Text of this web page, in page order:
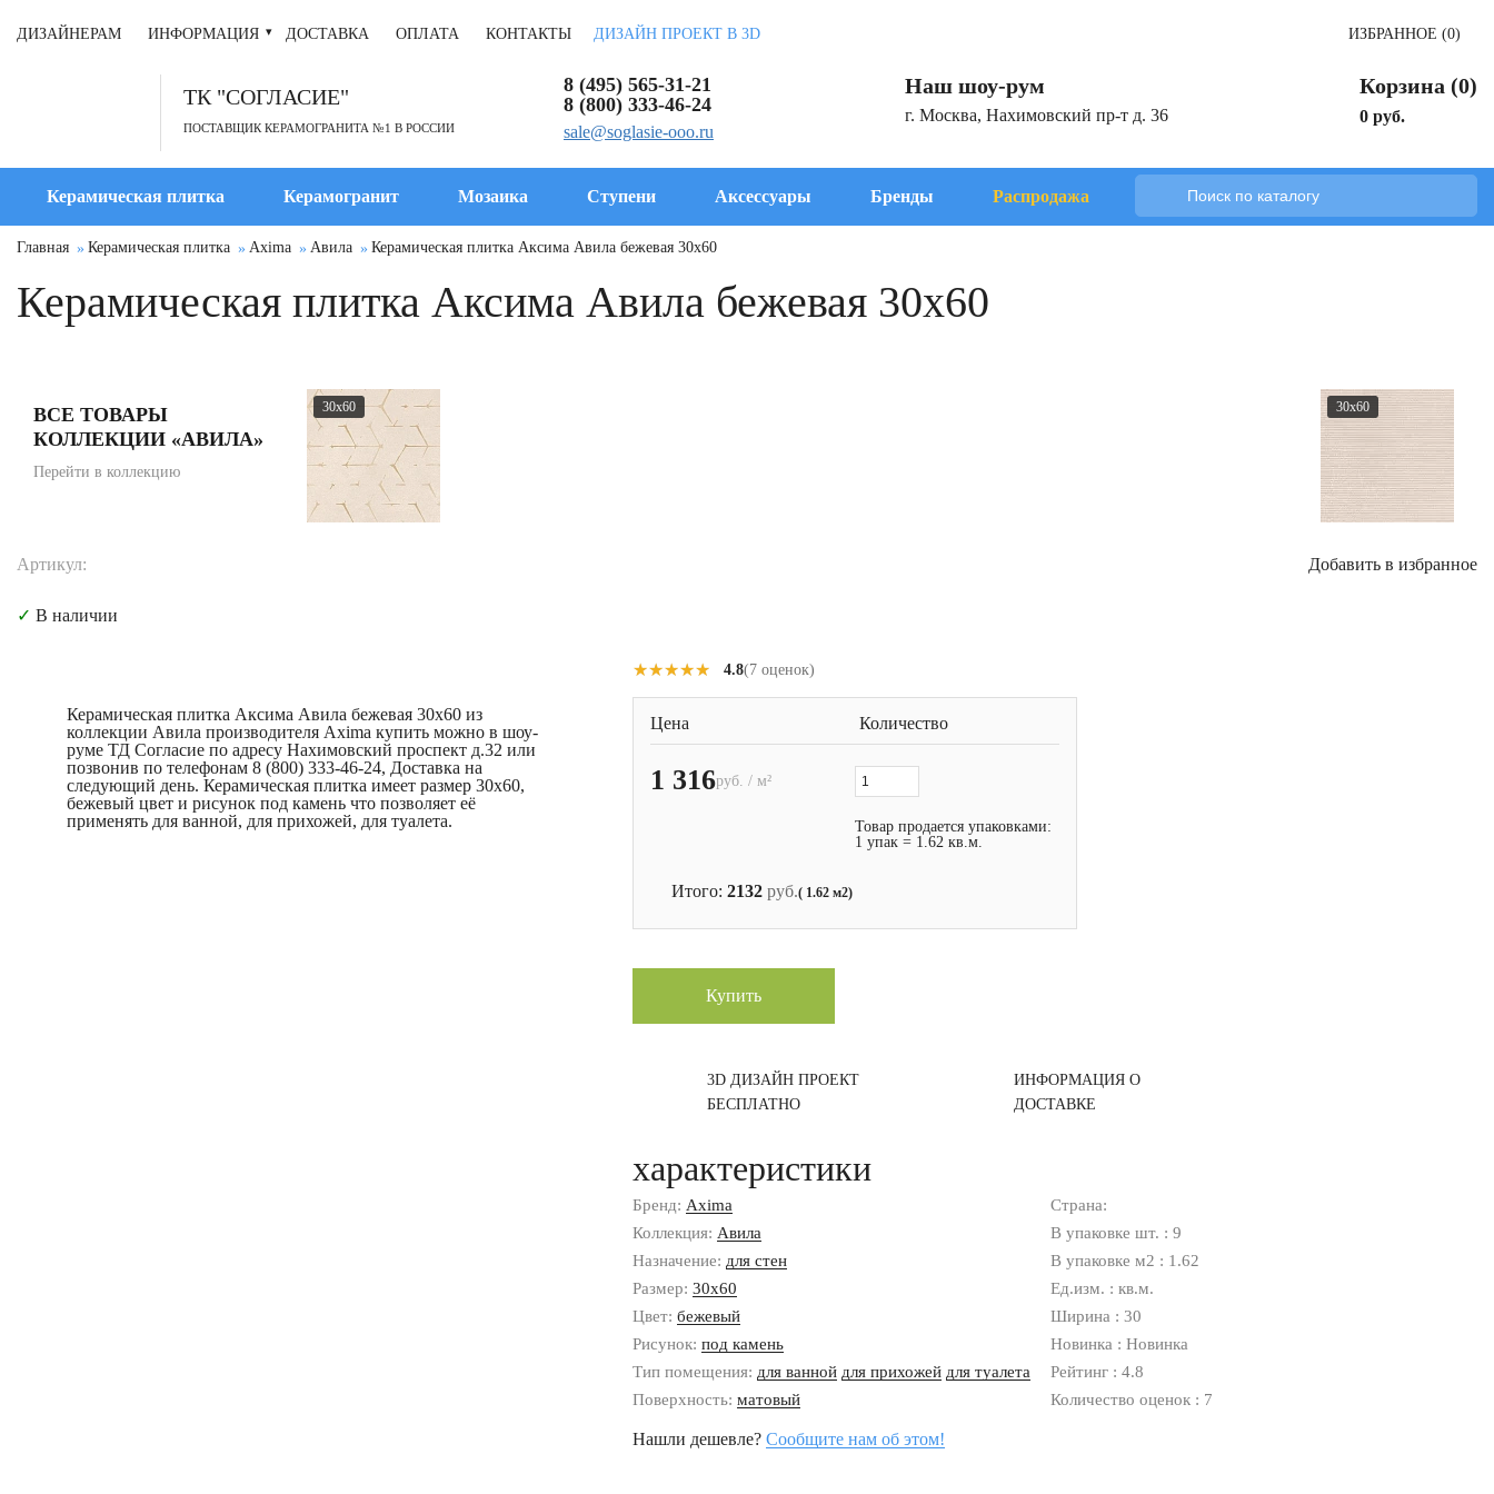
ДИЗАЙНЕРАМ ИНФОРМАЦИЯ ДОСТАВКА ОПЛАТА КОНТАКТЫ ДИЗАЙН ПРОЕКТ В 3D ИЗБРАННОЕ (0)
ТК "СОГЛАСИЕ"
ПОСТАВЩИК КЕРАМОГРАНИТА №1 В РОССИИ
8 (495) 565-31-21
8 (800) 333-46-24
sale@soglasie-ooo.ru
Наш шоу-рум
г. Москва, Нахимовский пр-т д. 36
Корзина (0)
0 руб.
Керамическая плитка Керамогранит Мозаика Ступени Аксессуары Бренды Распродажа
Главная Керамическая плитка Axima Авила Керамическая плитка Аксима Авила бежевая 30x60
Керамическая плитка Аксима Авила бежевая 30x60
ВСЕ ТОВАРЫ
КОЛЛЕКЦИИ «АВИЛА»
Перейти в коллекцию
30x60 30x60
Артикул: Добавить в избранное
✓ В наличии
Керамическая плитка Аксима Авила бежевая 30x60 из
коллекции Авила производителя Axima купить можно в шоу-
руме ТД Согласие по адресу Нахимовский проспект д.32 или
позвонив по телефонам 8 (800) 333-46-24, Доставка на
следующий день. Керамическая плитка имеет размер 30x60,
бежевый цвет и рисунок под камень что позволяет её
применять для ванной, для прихожей, для туалета.
★★★★★
★★★★★ 4.8(7 оценок)
Цена Количество
1 316руб. / м²
Товар продается упаковками:
1 упак = 1.62 кв.м.
Итого: 2132 руб.( 1.62 м2)
Купить
3D ДИЗАЙН ПРОЕКТ
БЕСПЛАТНО
ИНФОРМАЦИЯ О
ДОСТАВКЕ
характеристики
Бренд: Axima
Коллекция: Авила
Назначение: для стен
Размер: 30x60
Цвет: бежевый
Рисунок: под камень
Тип помещения: для ванной для прихожей для туалета
Поверхность: матовый
Страна:
В упаковке шт. : 9
В упаковке м2 : 1.62
Ед.изм. : кв.м.
Ширина : 30
Новинка : Новинка
Рейтинг : 4.8
Количество оценок : 7
Нашли дешевле? Сообщите нам об этом!